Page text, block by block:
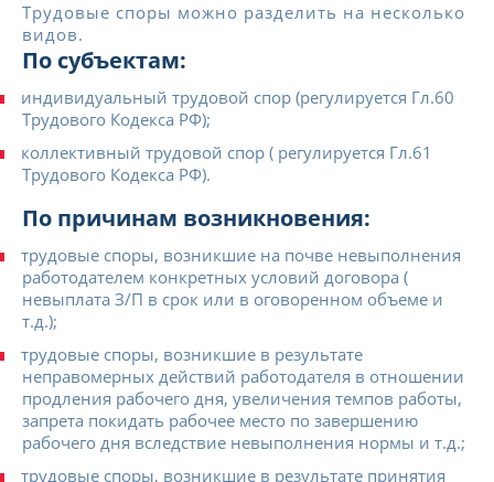
Трудовые споры можно разделить на несколько
видов.
По субъектам:
индивидуальный трудовой спор (регулируется Гл.60
Трудового Кодекса РФ);
коллективный трудовой спор ( регулируется Гл.61
Трудового Кодекса РФ).
По причинам возникновения:
трудовые споры, возникшие на почве невыполнения
работодателем конкретных условий договора (
невыплата З/П в срок или в оговоренном объеме и
т.д.);
трудовые споры, возникшие в результате
неправомерных действий работодателя в отношении
продления рабочего дня, увеличения темпов работы,
запрета покидать рабочее место по завершению
рабочего дня вследствие невыполнения нормы и т.д.;
трудовые споры, возникшие в результате принятия